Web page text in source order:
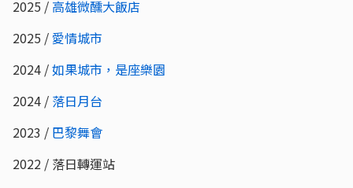
2025 / 高雄微醺大飯店
2025 / 愛情城市
2024 /如果城市，是座樂園
2024 / 落日月台
2023 / 巴黎舞會
2022 / 落日轉運站